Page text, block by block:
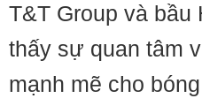
T&T Group và bầu
thấy sự quan tâm
mạnh mẽ cho